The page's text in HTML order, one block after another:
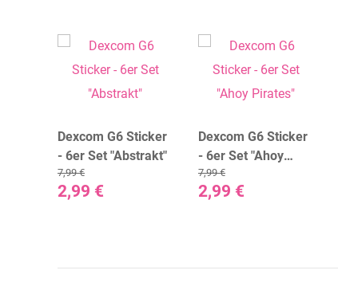
Dexcom G6 Sticker
- 6er Set "Abstrakt"
2,99 €
7,99 €
Dexcom G6 Sticker
- 6er Set "Ahoy
Pirates"
2,99 €
7,99 €